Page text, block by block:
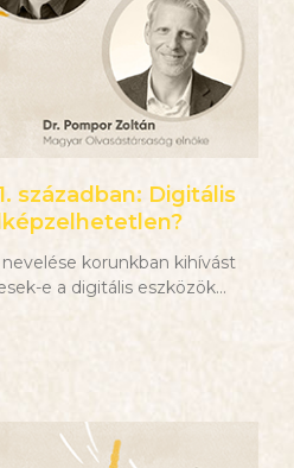
században: Digitális
korunkban kihívást
e a digitális eszközök